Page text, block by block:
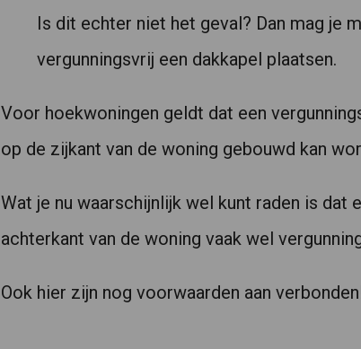
Is dit echter niet het geval? Dan mag je
vergunningsvrij een dakkapel plaatsen.
Voor hoekwoningen geldt dat een
op de zijkant van de woning gebouwd kan
Wat je nu waarschijnlijk wel kunt raden is dat
achterkant van de woning vaak wel
Ook hier zijn nog voorwaarden aan